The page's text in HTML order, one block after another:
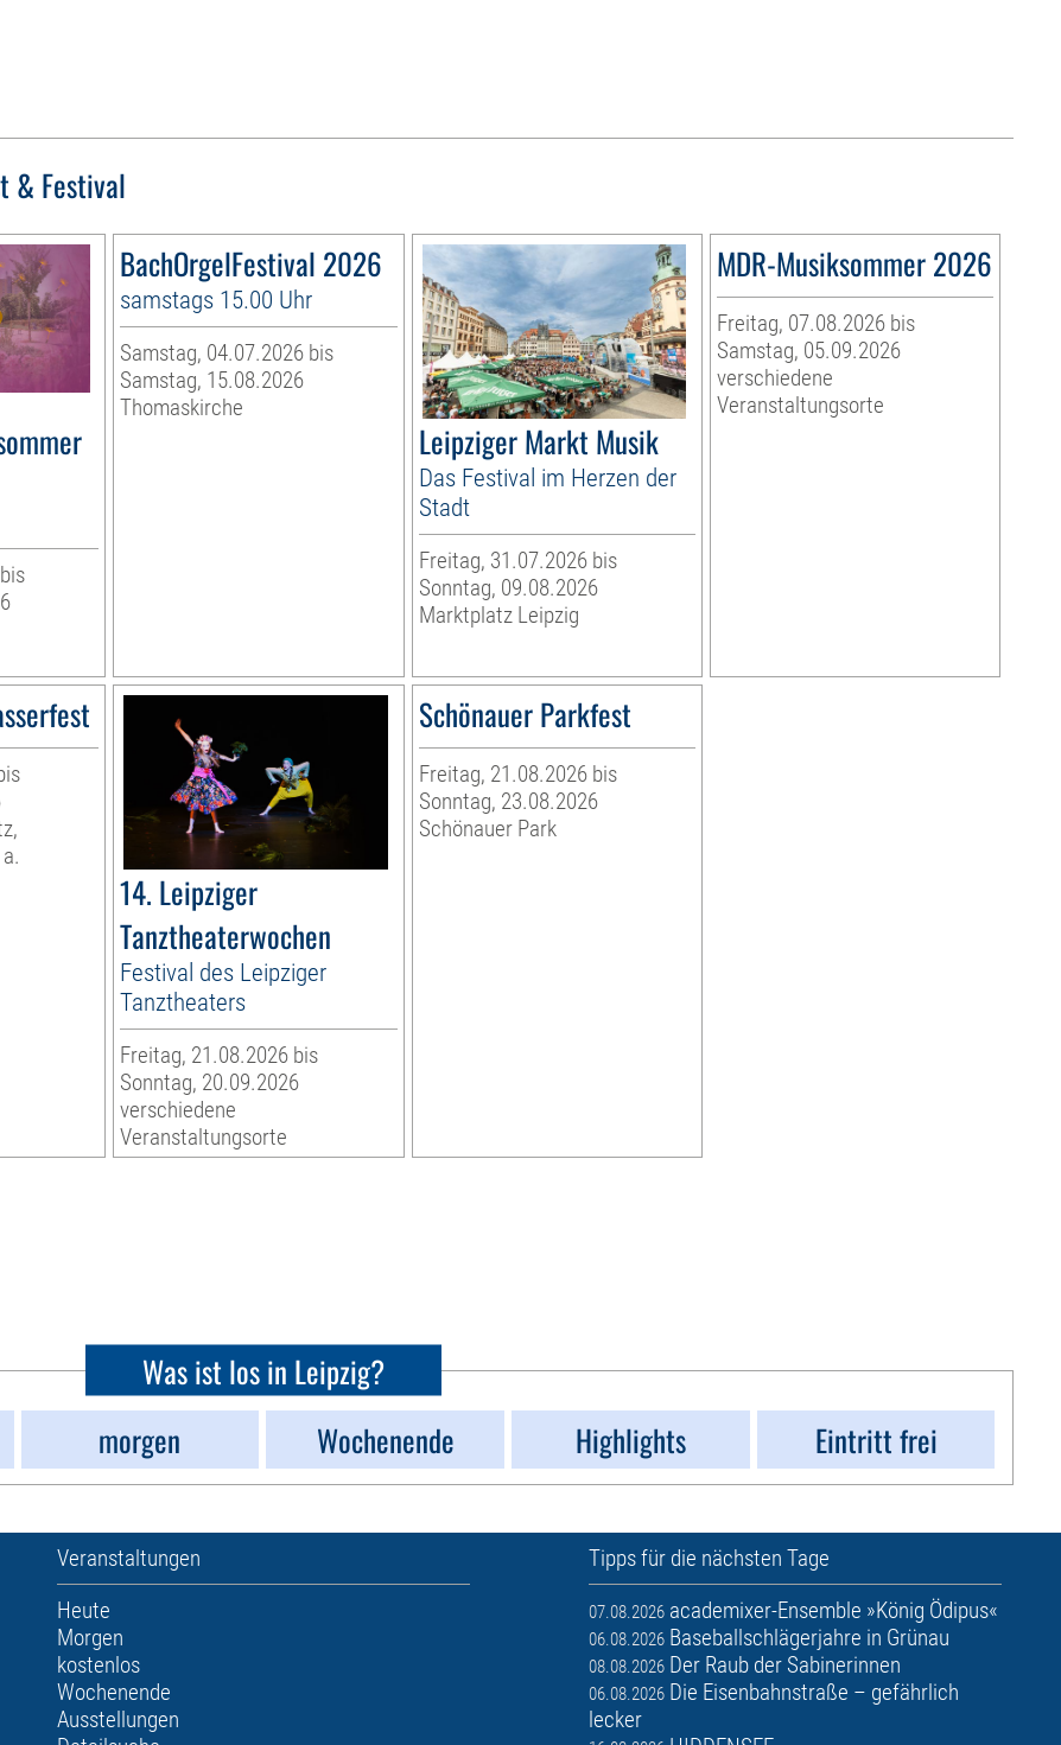
& Festival
BachOrgelFestival 2026
samstags 15.00 Uhr
Samstag, 04.07.2026 bis
Samstag, 15.08.2026
Thomaskirche
Leipziger Markt Musik
Das Festival im Herzen der
Stadt
Freitag, 31.07.2026 bis
Sonntag, 09.08.2026
Marktplatz Leipzig
MDR-Musiksommer 2026
Freitag, 07.08.2026 bis
Samstag, 05.09.2026
verschiedene
Veranstaltungsorte
14. Leipziger
Tanztheaterwochen
Festival des Leipziger
Tanztheaters
Freitag, 21.08.2026 bis
Sonntag, 20.09.2026
verschiedene
Veranstaltungsorte
Schönauer Parkfest
Freitag, 21.08.2026 bis
Sonntag, 23.08.2026
Schönauer Park
Was ist los in Leipzig?
morgen Wochenende Highlights Eintritt frei
Veranstaltungen
Heute
Morgen
kostenlos
Wochenende
Ausstellungen
Tipps für die nächsten Tage
07.08.2026 academixer-Ensemble »König Ödipus«
06.08.2026 Baseballschlägerjahre in Grünau
08.08.2026 Der Raub der Sabinerinnen
06.08.2026 Die Eisenbahnstraße – gefährlich
lecker